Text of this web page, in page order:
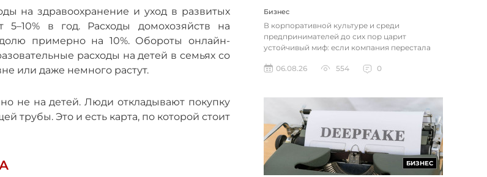
на здравоохранение и уход в развитых
в год. Расходы домохозяйств на
примерно на 10%. Обороты онлайн-
расходы на детей в семьях со
или даже немного растут.
не на детей. Люди откладывают покупку
трубы. Это и есть карта, по которой стоит
Бизнес
В корпоративной культуре и среди
предпринимателей до сих пор царит
устойчивый миф: если компания перестала
пр...06.08.26 554 0
БИЗНЕС